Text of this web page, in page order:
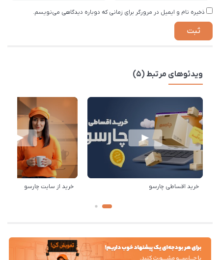
ذخیره نام و ایمیل در مرورگر برای زمانی که دوباره دیدگاهی می‌نویسم.
ویدئوهای مرتبط (5)
خرید اقساطی چارسو خرید از سایت چارسو